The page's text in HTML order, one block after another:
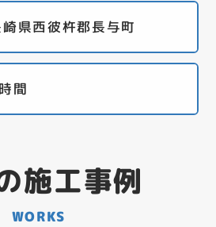
県西彼杵郡長与町
間
施工事例
WORKS